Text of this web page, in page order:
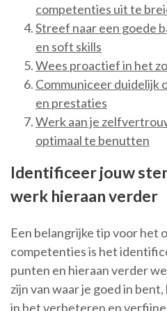
competenties uit te
Streef naar een goede
en soft skills
Wees proactief in het
Communiceer duidelijk
en prestaties
Werk aan je
optimaal te benutten
Identificeer jouw
werk hieraan verder
Een belangrijke tip voor het
competenties is het
punten en hieraan verder
zijn van waar je goed in
in het verbeteren en